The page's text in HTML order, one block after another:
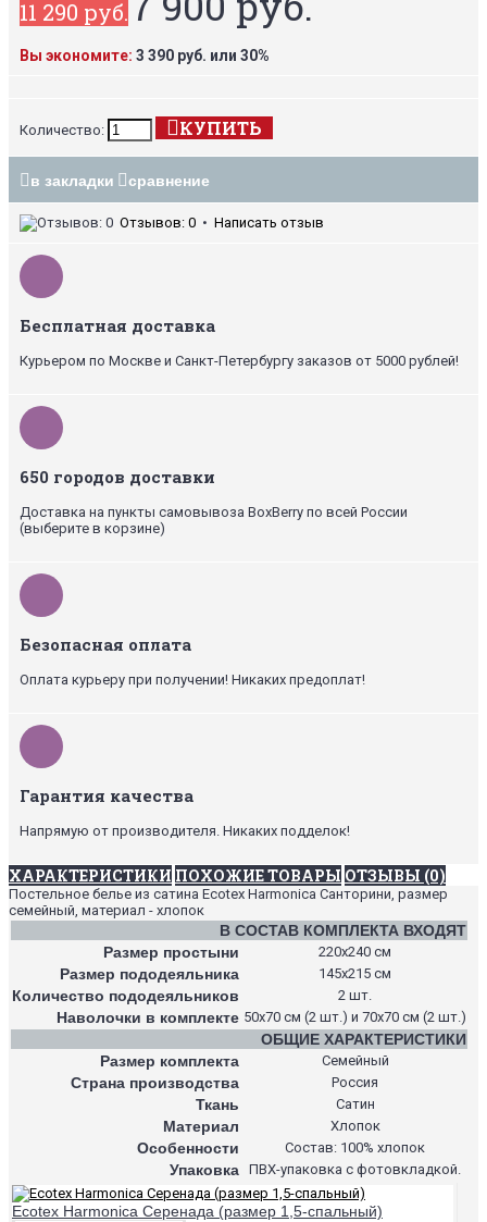
11 290 руб.
Вы экономите: 3 390 руб. или 30%
Количество: КУПИТЬ
в закладки сравнение
Отзывов: 0 • Написать отзыв
Бесплатная доставка
Курьером по Москве и Санкт-Петербургу заказов от 5000 рублей!
650 городов доставки
Доставка на пункты самовывоза BoxBerry по всей России
(выберите в корзине)
Безопасная оплата
Оплата курьеру при получении! Никаких предоплат!
Гарантия качества
Напрямую от производителя. Никаких подделок!
ХАРАКТЕРИСТИКИ ПОХОЖИЕ ТОВАРЫ ОТЗЫВЫ (0)
Постельное белье из сатина Ecotex Harmonica Санторини, размер
семейный, материал - хлопок
В СОСТАВ КОМПЛЕКТА ВХОДЯТ
Размер простыни
220х240 см
Размер пододеяльника 145х215 см
Количество пододеяльников 2 шт.
Наволочки в комплекте 50х70 см (2 шт.) и 70х70 см (2 шт.)
ОБЩИЕ ХАРАКТЕРИСТИКИ
Размер комплекта
Семейный
Страна производства Россия
Ткань Сатин
Материал Хлопок
Особенности Состав: 100% хлопок
Упаковка ПВХ-упаковка с фотовкладкой.
Ecotex Harmonica Серенада (размер 1,5-спальный)